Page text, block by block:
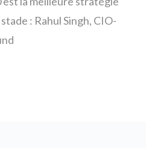
: Rahul Singh, CIO-